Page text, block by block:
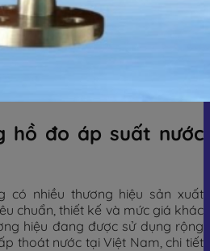
hồ đo áp suất nước
có nhiều thương hiệu sản xuất
chuẩn, thiết kế và mức giá khác
hiệu đang được sử dụng rộng
thoát nước tại Việt Nam, chi tiết